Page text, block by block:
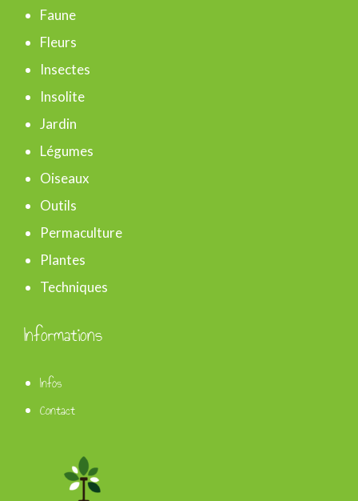
e
r
Faune
Fleurs
Insectes
Insolite
Jardin
Légumes
Oiseaux
Outils
Permaculture
Plantes
Techniques
Informations
Infos
Contact